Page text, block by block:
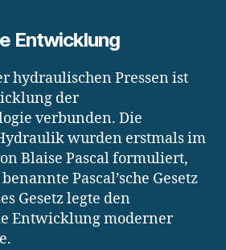
Entwicklung
hydraulischen Pressen ist
der
verbunden. Die
wurden erstmals im
Blaise Pascal formuliert,
Pascal’sche Gesetz
Gesetz legte den
Entwicklung moderner